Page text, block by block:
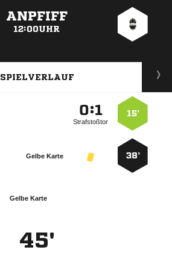
ANPFIFF
12:00UHR
SPIELVERLAUF
15’
:
Strafstoßtor
38’
Gelbe Karte
Gelbe Karte
45'